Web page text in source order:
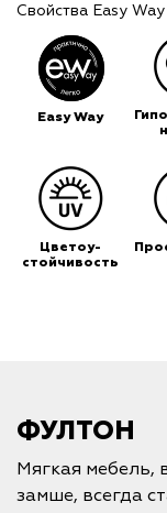
Свойства Easy Way
Easy Way
Цветоу-
стойчивость
ФУЛТОН
Мягкая мебель,
замше, всегда